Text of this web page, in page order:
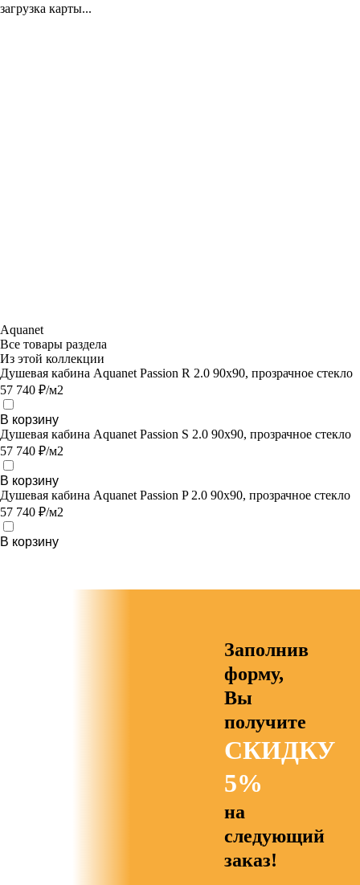
загрузка карты...
Aquanet
Все товары раздела
Из этой коллекции
Душевая кабина Aquanet Passion R 2.0 90x90, прозрачное стекло
57 740 ₽/м2
В корзину
Душевая кабина Aquanet Passion S 2.0 90x90, прозрачное стекло
57 740 ₽/м2
В корзину
Душевая кабина Aquanet Passion P 2.0 90x90, прозрачное стекло
57 740 ₽/м2
В корзину
Заполнив
форму,
Вы
получите
СКИДКУ
5%
на
следующий
заказ!